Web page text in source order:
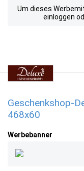
Um dieses
einloggen
Geschenkshop-
468x60
Werbebanner